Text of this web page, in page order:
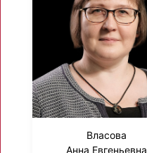
Власова
Анна Евгеньевна